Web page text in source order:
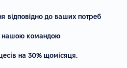
відповідно до ваших потреб
нашою командою
на 30% щомісяця.